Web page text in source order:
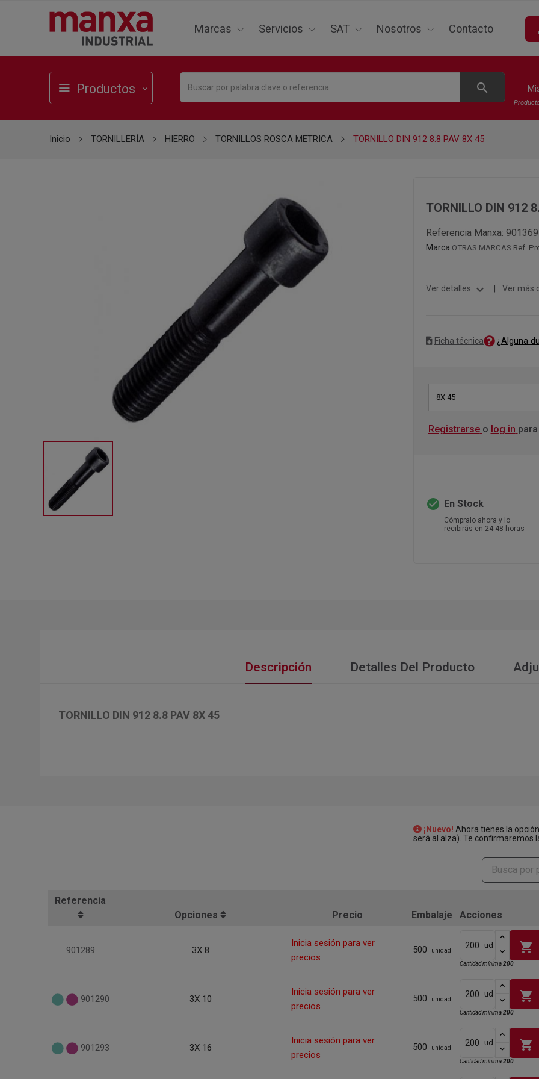
Marcas Servicios SAT Nosotros Contacto
Productos search
Inicio TORNILLERÍA HIERRO TORNILLOS ROSCA METRICA TORNILLO DIN 912 8.8 PAV 8X 45
TORNILLO DIN 912
Referencia Manxa: 901369
Marca OTRAS MARCAS Ref.
Ver detalles expand_more Ver más
Ficha técnica ¿Alguna
8X 45
Registrarse o log in
check_circle En Stock
Cómpralo ahora y lo
recibirás en 24-48 horas
Descripción Detalles Del Producto
TORNILLO DIN 912 8.8 PAV 8X 45
¡Nuevo! Ahora tienes la
será al alza). Te confirmaremos
Referencia
Opciones
Precio Embalaje Acciones
901289 3X 8
Inicia sesión para ver
precios
500 unidad
ud shopping_cart
Cantidad mínima200
901290 3X 10
Inicia sesión para ver
precios
500 unidad
ud shopping_cart
Cantidad mínima200
901293 3X 16
Inicia sesión para ver
precios
500 unidad
ud shopping_cart
Cantidad mínima200